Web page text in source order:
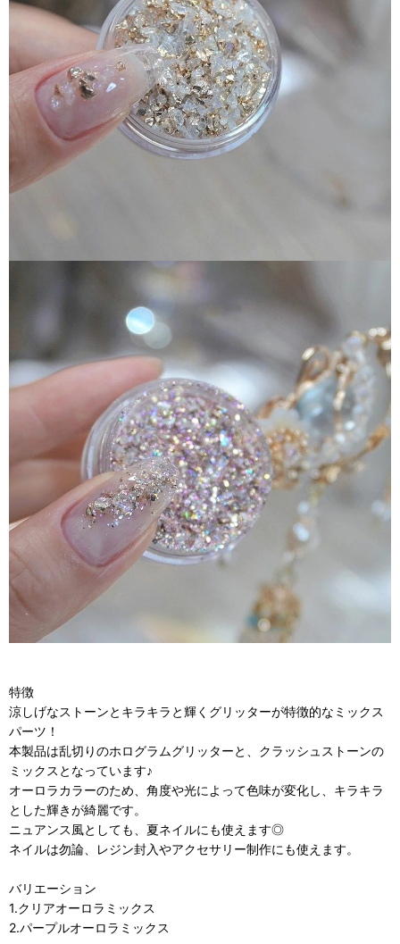
特徴
涼しげなストーンとキラキラと輝くグリッターが特徴的なミックス
パーツ！
本製品は乱切りのホログラムグリッターと、クラッシュストーンの
ミックスとなっています♪
オーロラカラーのため、角度や光によって色味が変化し、キラキラ
とした輝きが綺麗です。
ニュアンス風としても、夏ネイルにも使えます◎
ネイルは勿論、レジン封入やアクセサリー制作にも使えます。
バリエーション
1.クリアオーロラミックス
2.パープルオーロラミックス